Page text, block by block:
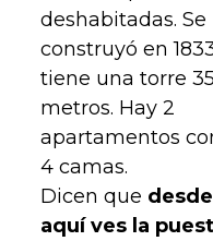
deshabitadas. Se
construyó en
tiene una torre 35
metros. Hay 2
apartamentos
4 camas.
Dicen que desde
aquí ves la